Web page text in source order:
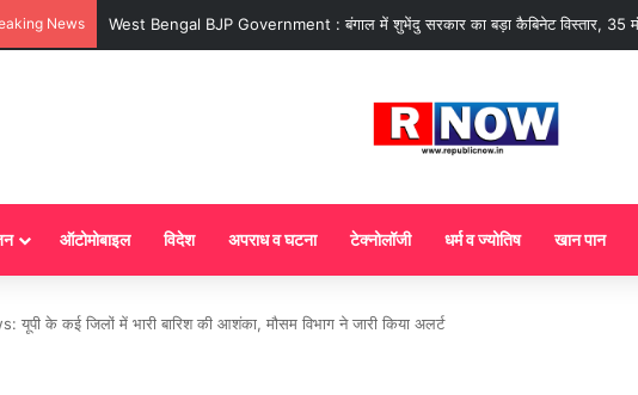
News LPG New Rules : आज से गैस सिलेंडर के 5 नए नियम लागू! जानें किसका कटेगा कनेक्शन,
ऑटोमोबाइल विदेश अपराध व घटना टेक्नोलॉजी धर्म व ज्योतिष खान पान
के कई जिलों में भारी बारिश की आशंका, मौसम विभाग ने जारी किया अलर्ट